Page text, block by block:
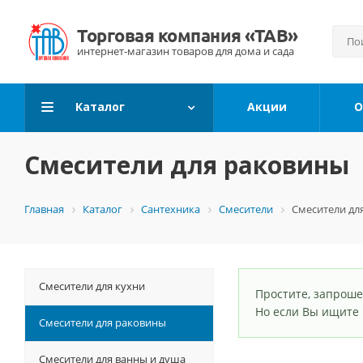
Каталог Акции
Смесители для раковины
Главная Каталог Сантехника Смесители Смесители
Простите,
Но если Вы ищите
Смесители для кухни
Смесители для раковины
Смесители для ванны и душа